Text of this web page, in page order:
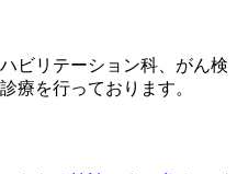
ビリテーション科、がん検
療を行っております。